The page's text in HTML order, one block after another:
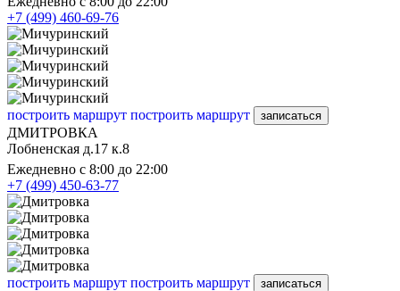
+7 (499) 460-69-76
построить маршрут построить маршрут записаться
ДМИТРОВКА
Лобненская д.17 к.8
Ежедневно с 8:00 до 22:00
+7 (499) 450-63-77
построить маршрут построить маршрут записаться